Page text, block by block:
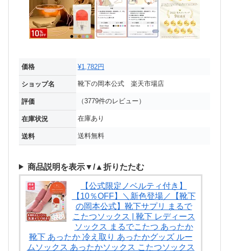
価格 ¥1,782円
ショップ名 靴下の岡本公式 楽天市場店
評価 （3779件のレビュー）
在庫状況 在庫あり
送料 送料無料
商品説明を表示▼/▲折りたたむ
【公式限定ノベルティ付き】
【10％OFF】＼新色登場／【靴下
の岡本公式】靴下サプリ まるで
こたつソックス | 靴下 レディース
ソックス まるでこたつ あったか
靴下 あったか 冷え取り あったかグッズ ルー
ムソックス あったかソックス こたつソックス